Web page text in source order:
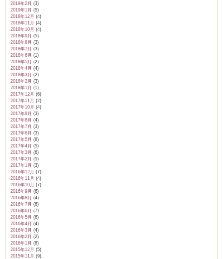
2019年2月 (3)
2019年1月 (5)
2018年12月 (4)
2018年11月 (4)
2018年10月 (4)
2018年9月 (5)
2018年8月 (3)
2018年7月 (3)
2018年6月 (1)
2018年5月 (2)
2018年4月 (4)
2018年3月 (2)
2018年2月 (3)
2018年1月 (1)
2017年12月 (6)
2017年11月 (2)
2017年10月 (4)
2017年9月 (3)
2017年8月 (4)
2017年7月 (3)
2017年6月 (3)
2017年5月 (8)
2017年4月 (5)
2017年3月 (6)
2017年2月 (5)
2017年1月 (3)
2016年12月 (7)
2016年11月 (4)
2016年10月 (7)
2016年9月 (6)
2016年8月 (4)
2016年7月 (6)
2016年6月 (7)
2016年5月 (6)
2016年4月 (4)
2016年3月 (4)
2016年2月 (2)
2016年1月 (8)
2015年12月 (5)
2015年11月 (9)